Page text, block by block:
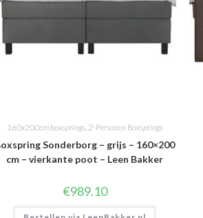
160x200cm boxsprings,2-Persoons Boxsprings
Sonderborg – grijs – 160×200
cm – vierkante poot – Leen Bakker
€989.10